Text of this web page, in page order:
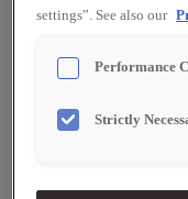
settings”. See also our
Performance
Strictly